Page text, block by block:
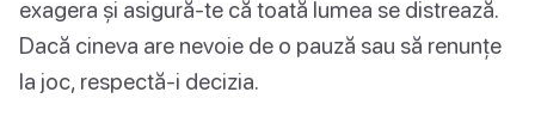
exagera și asigură-te că toată lumea se distrează.
Dacă cineva are nevoie de o pauză sau să renunțe
la joc, respectă-i decizia.